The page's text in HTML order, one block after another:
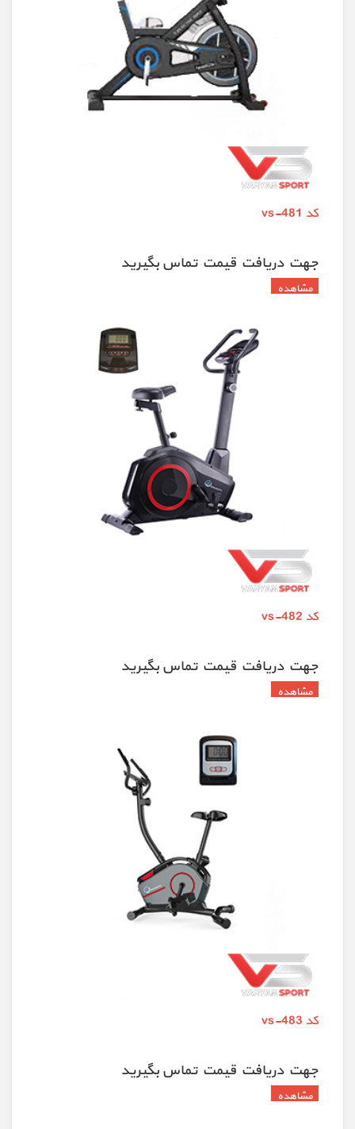
کد vs-481
جهت دريافت قيمت تماس بگيريد
کد vs-482
جهت دريافت قيمت تماس بگيريد
کد vs-483
جهت دريافت قيمت تماس بگيريد